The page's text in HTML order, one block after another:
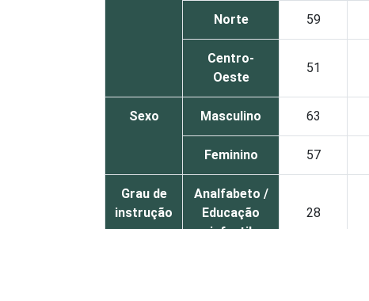
Norte 59
Centro-
Oeste
51
Sexo Masculino 63
Feminino 57
Grau de
instrução
Analfabeto /
Educação
infantil
28